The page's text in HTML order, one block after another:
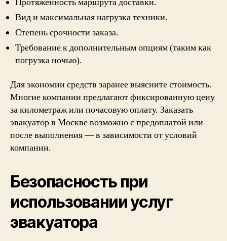
Вид и максимальная нагрузка техники.
Степень срочности заказа.
Требование к дополнительным опциям (таким как
погрузка ночью).
Для экономии средств заранее выясните стоимость.
Многие компании предлагают фиксированную цену
за километраж или почасовую оплату. Заказать
эвакуатор в Москве возможно с предоплатой или
после выполнения — в зависимости от условий
компании.
Безопасность при
использовании услуг
эвакуатора